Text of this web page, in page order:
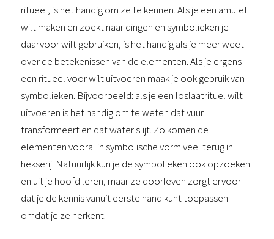
ritueel, is het handig om ze te kennen. Als je een amulet
wilt maken en zoekt naar dingen en symbolieken je
daarvoor wilt gebruiken, is het handig als je meer weet
over de betekenissen van de elementen. Als je ergens
een ritueel voor wilt uitvoeren maak je ook gebruik van
symbolieken. Bijvoorbeeld: als je een loslaatrituel wilt
uitvoeren is het handig om te weten dat vuur
transformeert en dat water slijt. Zo komen de
elementen vooral in symbolische vorm veel terug in
hekserij. Natuurlijk kun je de symbolieken ook opzoeken
en uit je hoofd leren, maar ze doorleven zorgt ervoor
dat je de kennis vanuit eerste hand kunt toepassen
omdat je ze herkent.